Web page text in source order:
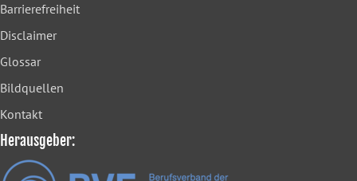
Barrierefreiheit
Disclaimer
Glossar
Bildquellen
Kontakt
Herausgeber: